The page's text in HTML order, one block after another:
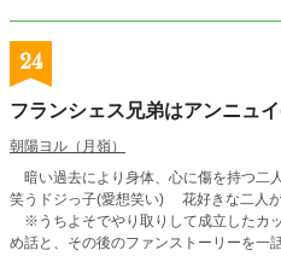
時代』で舞台を『江
定が有りますので、ご
24
フランシェス兄弟はアンニュ
朝陽ヨル（月嶺）
暗い過去により身体、心に傷を持つ
笑うドジっ子(愛想笑い) 花好きな二人が
※うちよそでやり取りして成立したカ
め話と、その後のファンストーリーを一話完